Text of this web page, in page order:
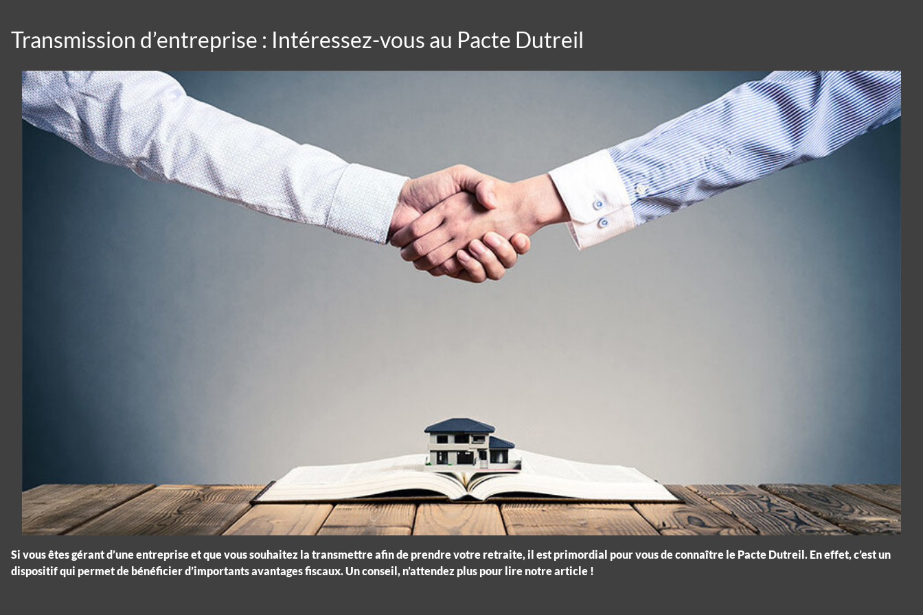
Transmission d’entreprise : Intéressez-vous au Pacte Dutreil
Si vous êtes gérant d’une entreprise et que vous souhaitez la transmettre afin de prendre votre retraite, il est primordial pour vous de connaître le Pacte Dutreil. En effet, c’est un
dispositif qui permet de bénéficier d’importants avantages fiscaux. Un conseil, n’attendez plus pour lire notre article !